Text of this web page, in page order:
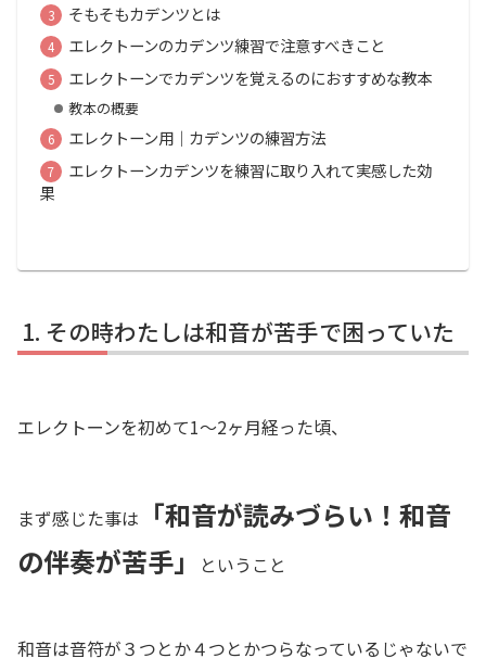
そもそもカデンツとは
エレクトーンのカデンツ練習で注意すべきこと
エレクトーンでカデンツを覚えるのにおすすめな教本
教本の概要
エレクトーン用｜カデンツの練習方法
エレクトーンカデンツを練習に取り入れて実感した効
果
その時わたしは和音が苦手で困っていた
エレクトーンを初めて1～2ヶ月経った頃、
まず感じた事は
「和音が読みづらい！和音
の伴奏が苦手」
ということ
和音は音符が３つとか４つとかつらなっているじゃないで